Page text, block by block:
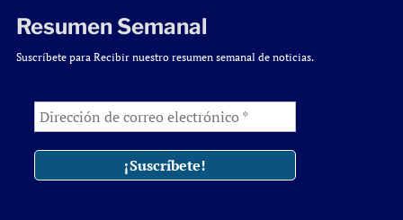
Resumen Semanal
Suscríbete para Recibir nuestro resumen semanal de noticias.